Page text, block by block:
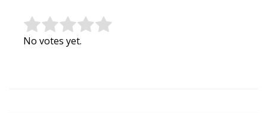
Rate this item:
No votes yet.